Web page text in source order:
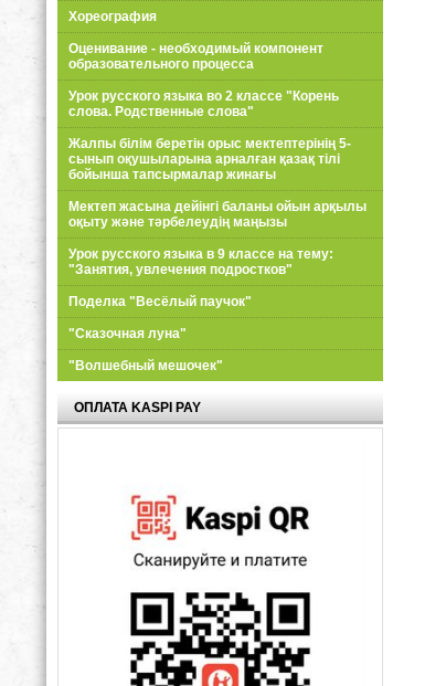
Хореография
Оценивание - необходимый компонент
образовательного процесса
Урок русского языка во 2 классе "Корень
слова. Родственные слова"
Жалпы білім беретін орыс мектептерінің 5-
сынып оқушыларына арналған қазақ тілі
бойынша тапсырмалар жинағы
Мектеп жасына дейінгі баланы ойын арқылы
оқыту және тәрбелеудің маңызы
Урок русского языка в 9 классе на тему:
"Занятия, увлечения подростков"
Поделка "Весёлый паучок"
"Сказочная луна"
"Волшебный мешочек"
ОПЛАТА KASPI PAY